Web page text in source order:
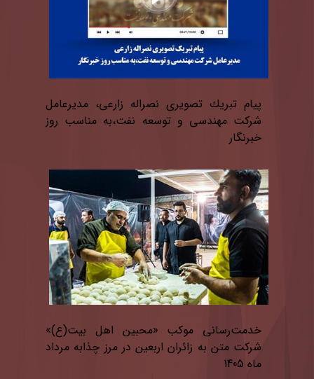
پیام تبریك تصویری نصراله زارعی، مدیرعامل
شركت مهندسی و توسعه نفت،به مناسب روز
خبرنگار
خدمت‌رسانی موكب «محبین اهل بیت(ع)»
شركت متن به زائران اربعین در مرز چذابه مرداد
ماه 1405